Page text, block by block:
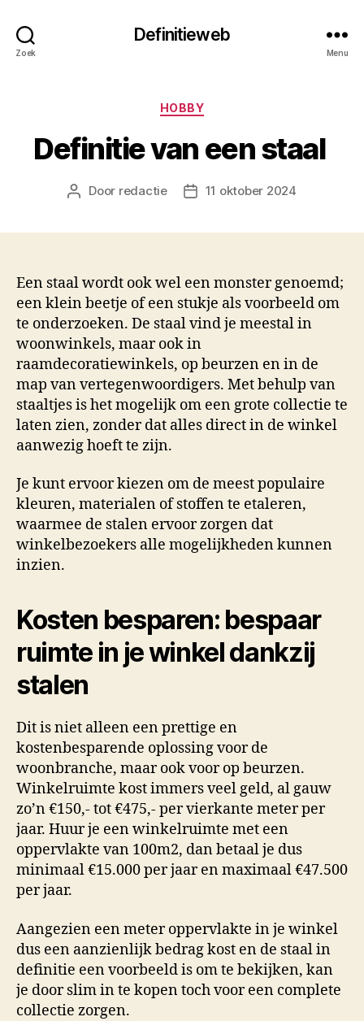
Zoek
Definitieweb
Menu
Categorieën
HOBBY
Definitie van een staal
Berichtauteur
Door redactie Berichtdatum
11 oktober 2024
Een staal wordt ook wel een monster genoemd;
een klein beetje of een stukje als voorbeeld om
te onderzoeken. De staal vind je meestal in
woonwinkels, maar ook in
raamdecoratiewinkels, op beurzen en in de
map van vertegenwoordigers. Met behulp van
staaltjes is het mogelijk om een grote collectie te
laten zien, zonder dat alles direct in de winkel
aanwezig hoeft te zijn.
Je kunt ervoor kiezen om de meest populaire
kleuren, materialen of stoffen te etaleren,
waarmee de stalen ervoor zorgen dat
winkelbezoekers alle mogelijkheden kunnen
inzien.
Kosten besparen: bespaar
ruimte in je winkel dankzij
stalen
Dit is niet alleen een prettige en
kostenbesparende oplossing voor de
woonbranche, maar ook voor op beurzen.
Winkelruimte kost immers veel geld, al gauw
zo’n €150,- tot €475,- per vierkante meter per
jaar. Huur je een winkelruimte met een
oppervlakte van 100m2, dan betaal je dus
minimaal €15.000 per jaar en maximaal €47.500
per jaar.
Aangezien een meter oppervlakte in je winkel
dus een aanzienlijk bedrag kost en de staal in
definitie een voorbeeld is om te bekijken, kan
je door slim in te kopen toch voor een complete
collectie zorgen.